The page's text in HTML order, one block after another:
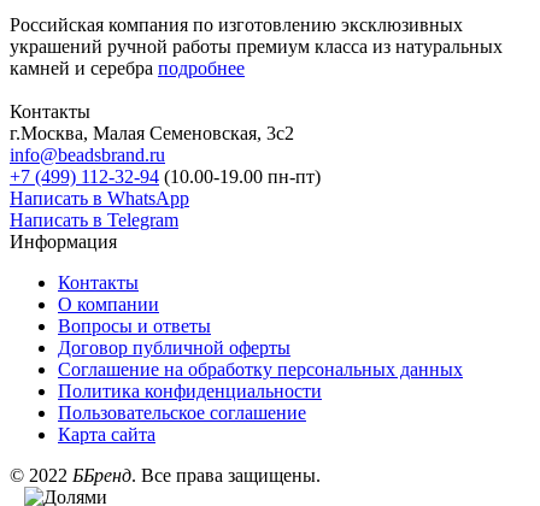
Российская компания по изготовлению эксклюзивных
украшений ручной работы премиум класса из натуральных
камней и серебра подробнее
Контакты
г.Москва, Малая Семеновская, 3с2
info@beadsbrand.ru
+7 (499) 112-32-94 (10.00-19.00 пн-пт)
Написать в WhatsApp
Написать в Telegram
Информация
Контакты
О компании
Вопросы и ответы
Договор публичной оферты
Соглашение на обработку персональных данных
Политика конфиденциальности
Пользовательское соглашение
Карта сайта
© 2022 ББренд. Все права защищены.